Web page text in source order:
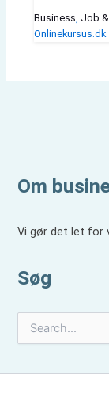
Business Job
Onlinekursus.dk
Om
Vi gør det let for
Søg